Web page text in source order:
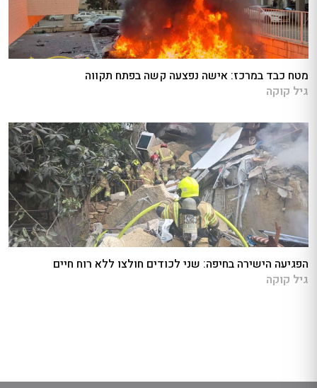
מטח כבד במרכז: אישה נפצעה קשה בפתח תקווה
גיל קוקה
הפגיעה הישירה בחיפה: שני לכודים חולצו ללא רוח חיים
גיל קוקה